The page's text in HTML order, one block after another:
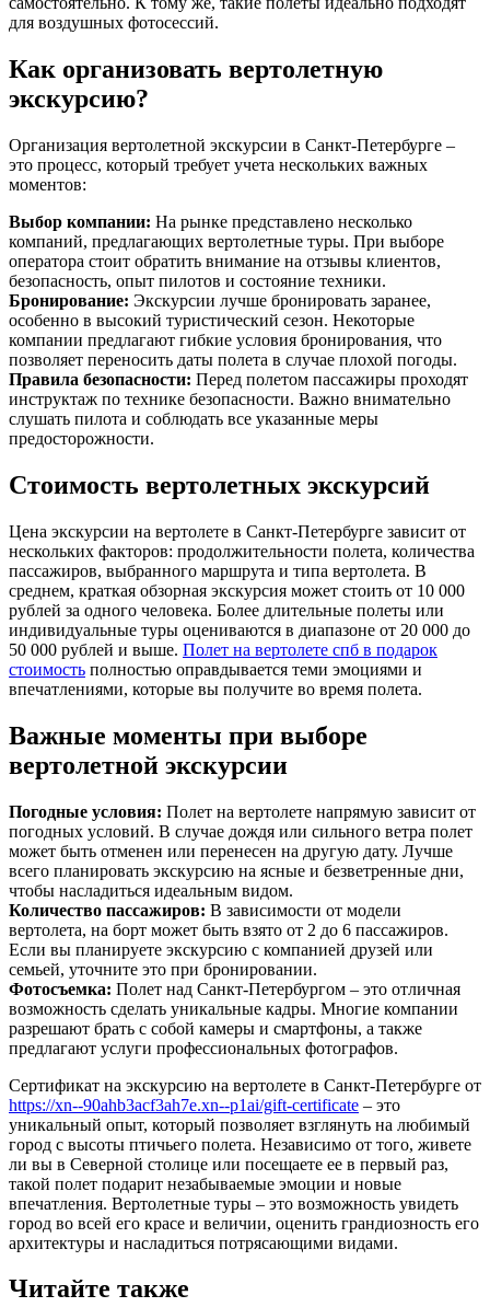
для воздушных фотосессий.
Как организовать вертолетную
экскурсию?
Организация вертолетной экскурсии в Санкт-Петербурге –
это процесс, который требует учета нескольких важных
моментов:
Выбор компании: На рынке представлено несколько
компаний, предлагающих вертолетные туры. При выборе
оператора стоит обратить внимание на отзывы клиентов,
безопасность, опыт пилотов и состояние техники.
Бронирование: Экскурсии лучше бронировать заранее,
особенно в высокий туристический сезон. Некоторые
компании предлагают гибкие условия бронирования, что
позволяет переносить даты полета в случае плохой погоды.
Правила безопасности: Перед полетом пассажиры проходят
инструктаж по технике безопасности. Важно внимательно
слушать пилота и соблюдать все указанные меры
предосторожности.
Стоимость вертолетных экскурсий
Цена экскурсии на вертолете в Санкт-Петербурге зависит от
нескольких факторов: продолжительности полета, количества
пассажиров, выбранного маршрута и типа вертолета. В
среднем, краткая обзорная экскурсия может стоить от 10 000
рублей за одного человека. Более длительные полеты или
индивидуальные туры оцениваются в диапазоне от 20 000 до
50 000 рублей и выше. Полет на вертолете спб в подарок
стоимость полностью оправдывается теми эмоциями и
впечатлениями, которые вы получите во время полета.
Важные моменты при выборе
вертолетной экскурсии
Погодные условия: Полет на вертолете напрямую зависит от
погодных условий. В случае дождя или сильного ветра полет
может быть отменен или перенесен на другую дату. Лучше
всего планировать экскурсию на ясные и безветренные дни,
чтобы насладиться идеальным видом.
Количество пассажиров: В зависимости от модели
вертолета, на борт может быть взято от 2 до 6 пассажиров.
Если вы планируете экскурсию с компанией друзей или
семьей, уточните это при бронировании.
Фотосъемка: Полет над Санкт-Петербургом – это отличная
возможность сделать уникальные кадры. Многие компании
разрешают брать с собой камеры и смартфоны, а также
предлагают услуги профессиональных фотографов.
Сертификат на экскурсию на вертолете в Санкт-Петербурге от
https://xn--90ahb3acf3ah7e.xn--p1ai/gift-certificate – это
уникальный опыт, который позволяет взглянуть на любимый
город с высоты птичьего полета. Независимо от того, живете
ли вы в Северной столице или посещаете ее в первый раз,
такой полет подарит незабываемые эмоции и новые
впечатления. Вертолетные туры – это возможность увидеть
город во всей его красе и величии, оценить грандиозность его
архитектуры и насладиться потрясающими видами.
Читайте также